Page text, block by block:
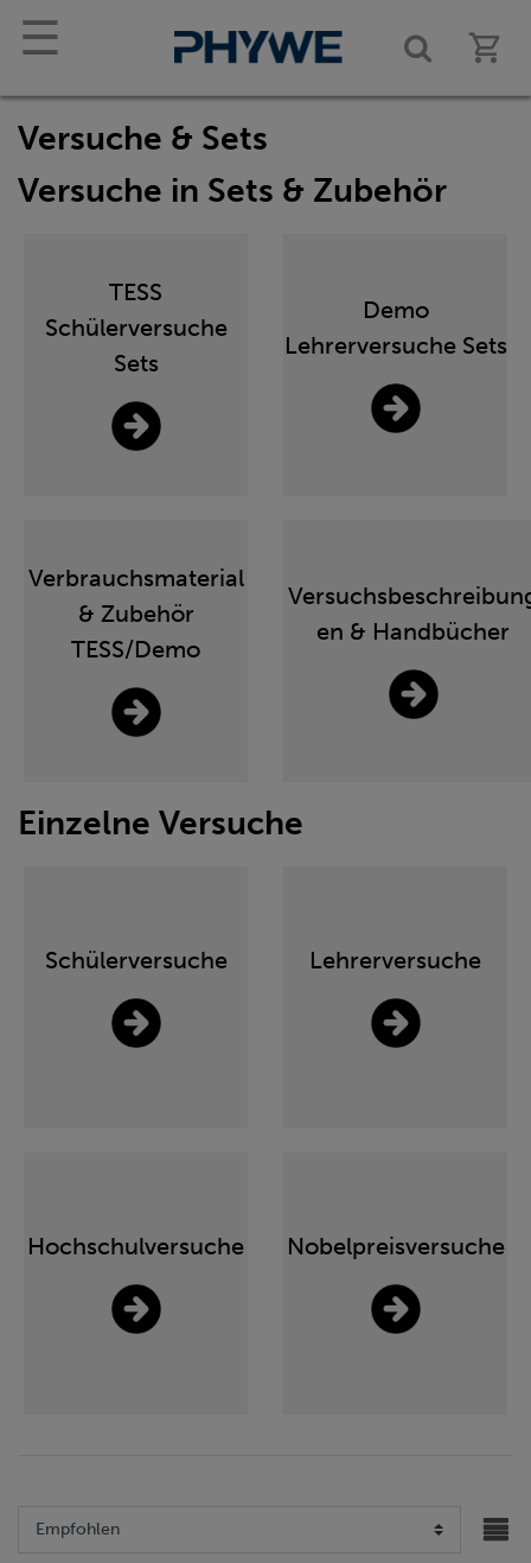
☰
Versuche & Sets
Versuche in Sets & Zubehör
TESS
Schülerversuche
Sets
Demo
Lehrerversuche Sets
Verbrauchsmaterial
& Zubehör
TESS/Demo
en & Handbücher
Einzelne Versuche
Schülerversuche Lehrerversuche
Hochschulversuche Nobelpreisversuche